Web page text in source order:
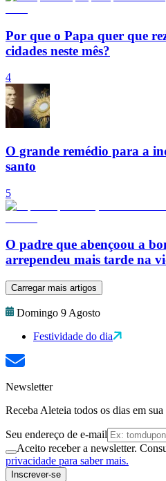
Por que o Papa quer que
cidades neste mês?
4
O grande remédio para a
santo
5
O padre que abençoou a
arrependeu mais tarde na
Carregar mais artigos
Domingo 9 Agosto
Festividade do dia
Newsletter
Receba Aleteia todos os dias em
Seu endereço de e-mail
Aceito receber a newsletter.
privacidade para saber mais.
Inscrever-se